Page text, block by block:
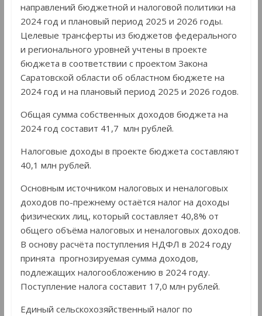
направлений бюджетной и налоговой политики на
2024 год и плановый период 2025 и 2026 годы.
Целевые трансферты из бюджетов федерального
и регионального уровней учтены в проекте
бюджета в соответствии с проектом Закона
Саратовской области об областном бюджете на
2024 год и на плановый период 2025 и 2026 годов.
Общая сумма собственных доходов бюджета на
2024 год составит 41,7 млн рублей.
Налоговые доходы в проекте бюджета составляют
40,1 млн рублей.
Основным источником налоговых и неналоговых
доходов по-прежнему остаётся налог на доходы
физических лиц, который составляет 40,8% от
общего объёма налоговых и неналоговых доходов.
В основу расчёта поступления НДФЛ в 2024 году
принята прогнозируемая сумма доходов,
подлежащих налогообложению в 2024 году.
Поступление налога составит 17,0 млн рублей.
Единый сельскохозяйственный налог по